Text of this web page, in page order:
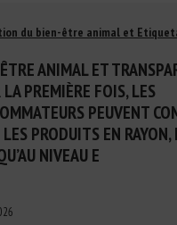
du bien-être animal et
ANIMAL ET
LA PREMIÈRE FOIS, LES
PEUVENT
PRODUITS EN
NIVEAU E